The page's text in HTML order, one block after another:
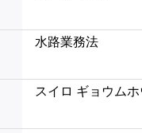
水路業務法
スイロ ギョウム